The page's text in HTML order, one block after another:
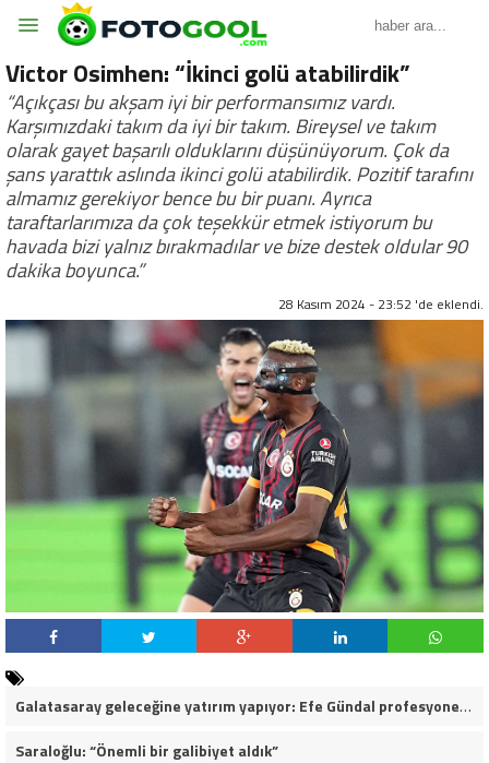
Victor Osimhen: “İkinci golü atabilirdik”
“Açıkçası bu akşam iyi bir performansımız vardı.
Karşımızdaki takım da iyi bir takım. Bireysel ve takım
olarak gayet başarılı olduklarını düşünüyorum. Çok da
şans yarattık aslında ikinci golü atabilirdik. Pozitif tarafını
almamız gerekiyor bence bu bir puanı. Ayrıca
taraftarlarımıza da çok teşekkür etmek istiyorum bu
havada bizi yalnız bırakmadılar ve bize destek oldular 90
dakika boyunca.”
28 Kasım 2024 - 23:52 'de eklendi.
Galatasaray geleceğine yatırım yapıyor: Efe Gündal profesyonel sözleşmeye çok yakın
Saraloğlu: “Önemli bir galibiyet aldık”